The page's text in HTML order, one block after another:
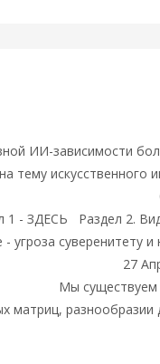
ИИ-зависимости
тему искусственного
1 - ЗДЕСЬ Раздел 2.
- угроза суверенитету
27
Мы существуем
матриц,